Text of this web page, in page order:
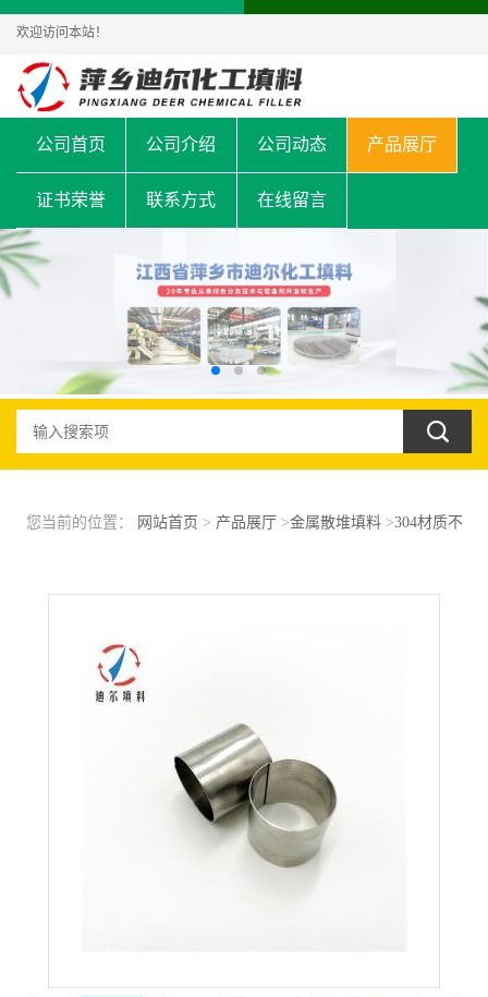
欢迎访问本站！
公司首页 公司介绍 公司动态 产品展厅
证书荣誉 联系方式 在线留言
您当前的位置： 网站首页 > 产品展厅>金属散堆填料>304材质不